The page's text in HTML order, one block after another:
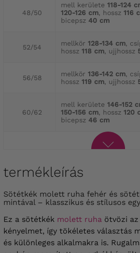
48/50
mell kerülete 118-124
120-126 cm, hossz 116
bicepsz 40 cm
52/54 mellkör 128-134 cm,
hossz 118 cm, ujjhossz
56/58 mellkör 136-142 cm,
hossz 119 cm, ujjhossz
60/62
mell kerülete 146-152
150-156 cm, hossz 120
bicepsz 46 cm
termékleírás
Sötétkék molett ruha fehér és sötétkék kockás
mintával – klasszikus és stílusos
Ez a sötétkék molett ruha ötvözi
kényelmet, így tökéletes választás
és különleges alkalmakra is.